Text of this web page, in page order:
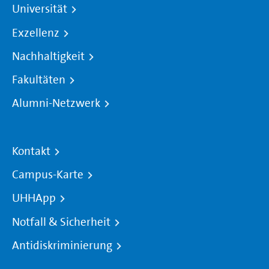
Universität
Exzellenz
Nachhaltigkeit
Fakultäten
Alumni-Netzwerk
Kontakt
Campus-Karte
UHHApp
Notfall & Sicherheit
Antidiskriminierung